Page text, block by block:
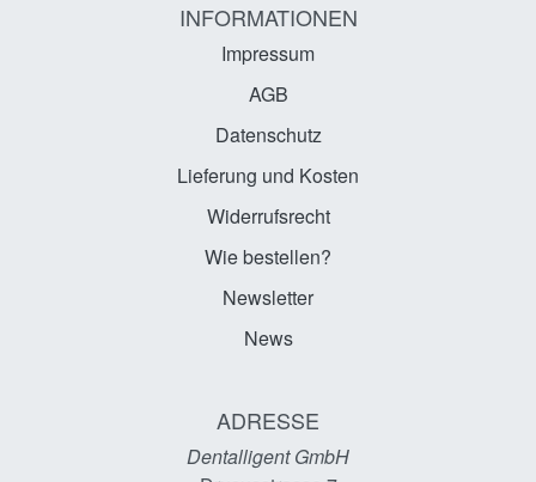
INFORMATIONEN
Impressum
AGB
Datenschutz
Lieferung und Kosten
Widerrufsrecht
Wie bestellen?
Newsletter
News
ADRESSE
Dentalligent GmbH